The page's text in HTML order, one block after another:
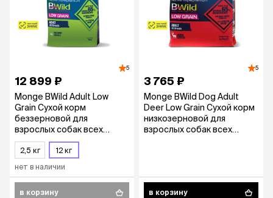
5
12 899 ₽
Monge BWild Adult Low
Grain Сухой корм
беззерновой для
взрослых собак всех
пород, с диким кабаном, 12
кг2,5 кг 12 кг
нет в наличии
в корзину
5
3 765 ₽
Monge BWild Dog Adult
Deer Low Grain Сухой корм
низкозерновой для
взрослых собак всех
в корзину